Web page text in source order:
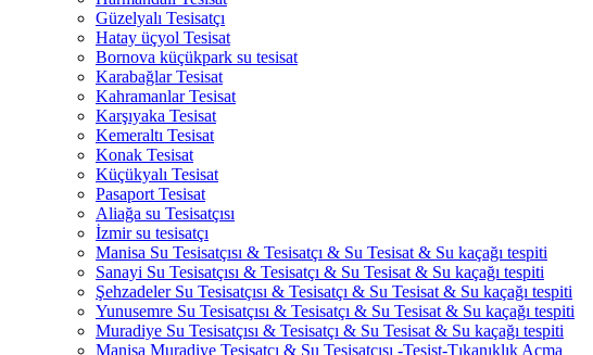
Güzelyalı Tesisatçı
Hatay üçyol Tesisat
Bornova küçükpark su tesisat
Karabağlar Tesisat
Kahramanlar Tesisat
Karşıyaka Tesisat
Kemeraltı Tesisat
Konak Tesisat
Küçükyalı Tesisat
Pasaport Tesisat
Aliağa su Tesisatçısı
İzmir su tesisatçı
Manisa Su Tesisatçısı & Tesisatçı & Su Tesisat & Su kaçağı tespiti
Sanayi Su Tesisatçısı & Tesisatçı & Su Tesisat & Su kaçağı tespiti
Şehzadeler Su Tesisatçısı & Tesisatçı & Su Tesisat & Su kaçağı tespiti
Yunusemre Su Tesisatçısı & Tesisatçı & Su Tesisat & Su kaçağı tespiti
Muradiye Su Tesisatçısı & Tesisatçı & Su Tesisat & Su kaçağı tespiti
Manisa Muradiye Tesisatçı & Su Tesisatçısı -Tesist-Tıkanıklık Açma